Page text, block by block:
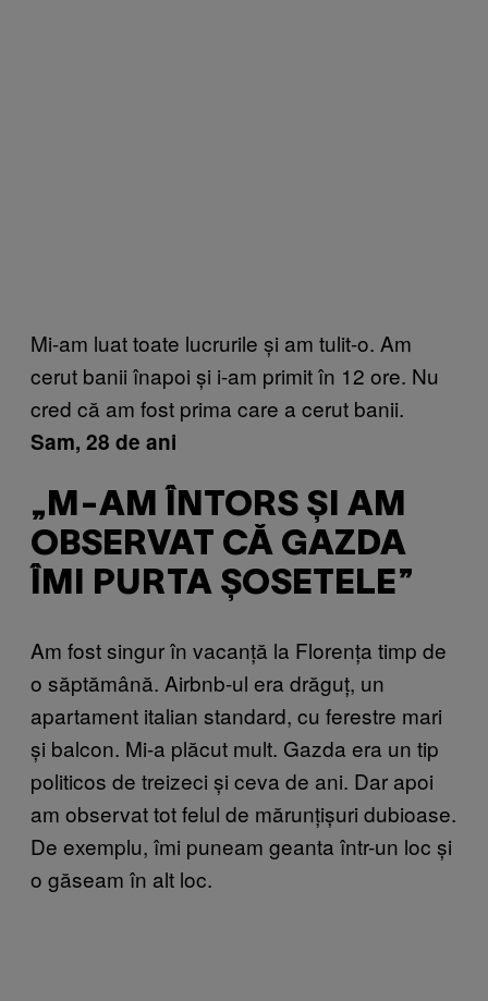
Mi-am luat toate lucrurile și am tulit-o. Am
cerut banii înapoi și i-am primit în 12 ore. Nu
cred că am fost prima care a cerut banii.
Sam, 28 de ani
„M-AM ÎNTORS ȘI AM
OBSERVAT CĂ GAZDA
ÎMI PURTA ȘOSETELE”
Am fost singur în vacanță la Florența timp de
o săptămână. Airbnb-ul era drăguț, un
apartament italian standard, cu ferestre mari
și balcon. Mi-a plăcut mult. Gazda era un tip
politicos de treizeci și ceva de ani. Dar apoi
am observat tot felul de mărunțișuri dubioase.
De exemplu, îmi puneam geanta într-un loc și
o găseam în alt loc.